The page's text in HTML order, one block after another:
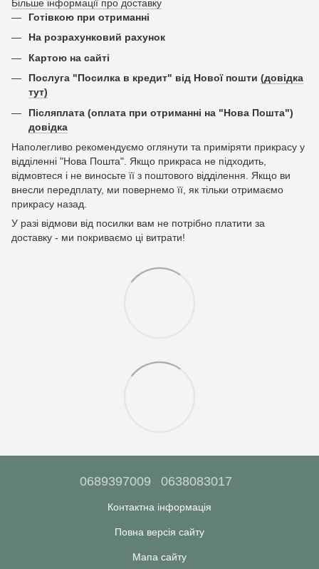
Більше інформації про доставку
Готівкою при отриманні
На розрахунковий рахунок
Картою на сайті
Послуга "Посилка в кредит" від Нової пошти (довідка
тут)
Післяплата (оплата при отриманні на "Нова Пошта")
довідка
Наполегливо рекомендуємо оглянути та приміряти прикрасу у
відділенні "Нова Пошта". Якщо прикраса не підходить,
відмовтеся і не виносьте її з поштового відділення. Якщо ви
внесли передплату, ми повернемо її, як тільки отримаємо
прикрасу назад.
У разі відмови від посилки вам не потрібно платити за
доставку - ми покриваємо ці витрати!
0689397009 0638083017
Контактна інформація
Повна версія сайту
Мапа сайту